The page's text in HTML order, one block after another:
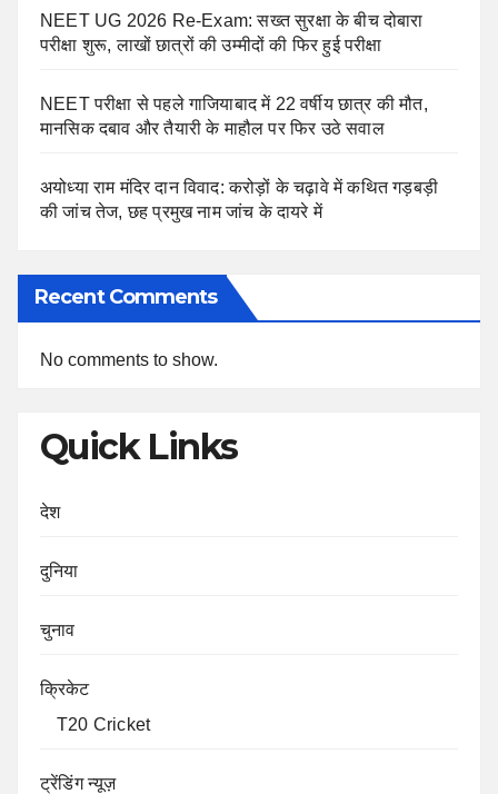
NEET UG 2026 Re-Exam: सख्त सुरक्षा के बीच दोबारा
परीक्षा शुरू, लाखों छात्रों की उम्मीदों की फिर हुई परीक्षा
NEET परीक्षा से पहले गाजियाबाद में 22 वर्षीय छात्र की मौत,
मानसिक दबाव और तैयारी के माहौल पर फिर उठे सवाल
अयोध्या राम मंदिर दान विवाद: करोड़ों के चढ़ावे में कथित गड़बड़ी
की जांच तेज, छह प्रमुख नाम जांच के दायरे में
Recent Comments
No comments to show.
Quick Links
देश
दुनिया
चुनाव
क्रिकेट
T20 Cricket
ट्रेंडिंग न्यूज़